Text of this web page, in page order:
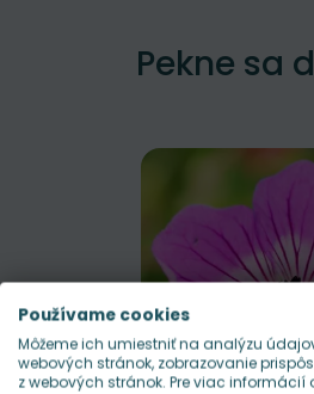
Pekne sa
Používame cookies
Môžeme ich umiestniť na analýzu
webových stránok, zobrazovanie
z webových stránok. Pre viac